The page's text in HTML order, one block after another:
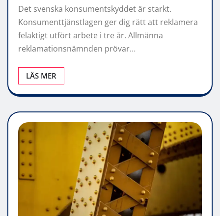
Det svenska konsumentskyddet är starkt.
Konsumenttjänstlagen ger dig rätt att reklamera
felaktigt utfört arbete i tre år. Allmänna
reklamationsnämnden prövar…
LÄS MER